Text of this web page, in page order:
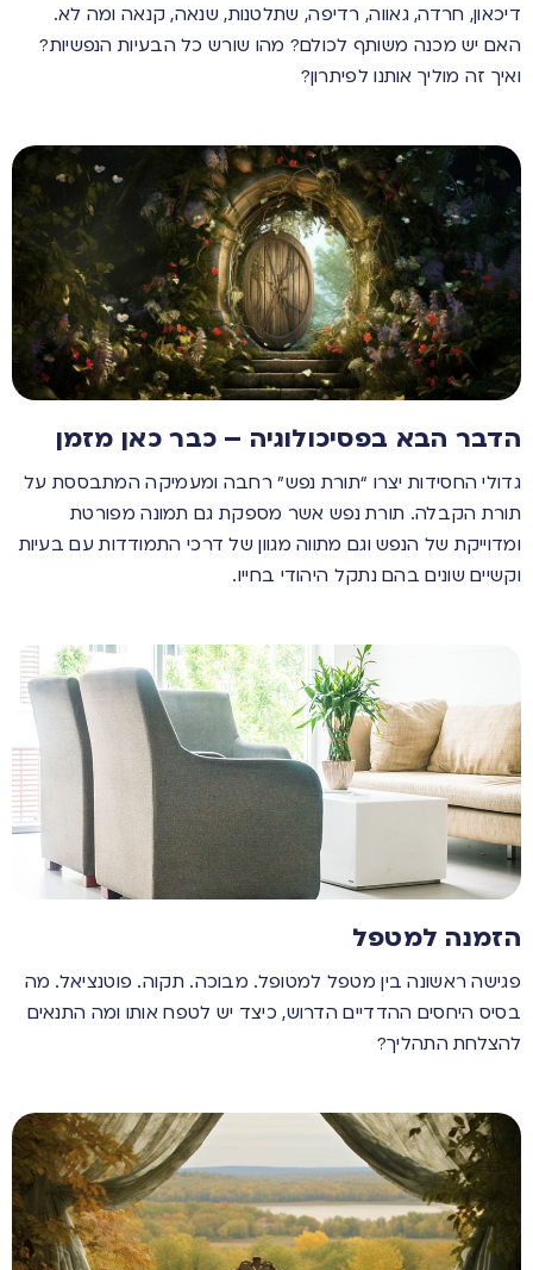
דיכאון, חרדה, גאווה, רדיפה, שתלטנות, שנאה, קנאה ומה לא.
האם יש מכנה משותף לכולם? מהו שורש כל הבעיות הנפשיות?
ואיך זה מוליך אותנו לפיתרון?
הדבר הבא בפסיכולוגיה – כבר כאן מזמן
גדולי החסידות יצרו “תורת נפש” רחבה ומעמיקה המתבססת על
תורת הקבלה. תורת נפש אשר מספקת גם תמונה מפורטת
ומדוייקת של הנפש וגם מתווה מגוון של דרכי התמודדות עם בעיות
וקשיים שונים בהם נתקל היהודי בחייו.
הזמנה למטפל
פגישה ראשונה בין מטפל למטופל. מבוכה. תקוה. פוטנציאל. מה
בסיס היחסים ההדדיים הדרוש, כיצד יש לטפח אותו ומה התנאים
להצלחת התהליך?